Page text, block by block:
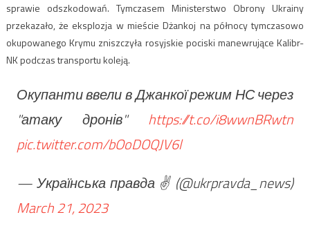
sprawie odszkodowań. Tymczasem Ministerstwo Obrony Ukrainy
przekazało, że eksplozja w mieście Dżankoj na północy tymczasowo
okupowanego Krymu zniszczyła rosyjskie pociski manewrujące Kalibr-
NK podczas transportu koleją.
Окупанти ввели в Джанкої режим НС через
"атаку дронів" https://t.co/i8wwnBRwtn
pic.twitter.com/bOoDOQJV6l
— Українська правда ✌️ (@ukrpravda_news)
March 21, 2023